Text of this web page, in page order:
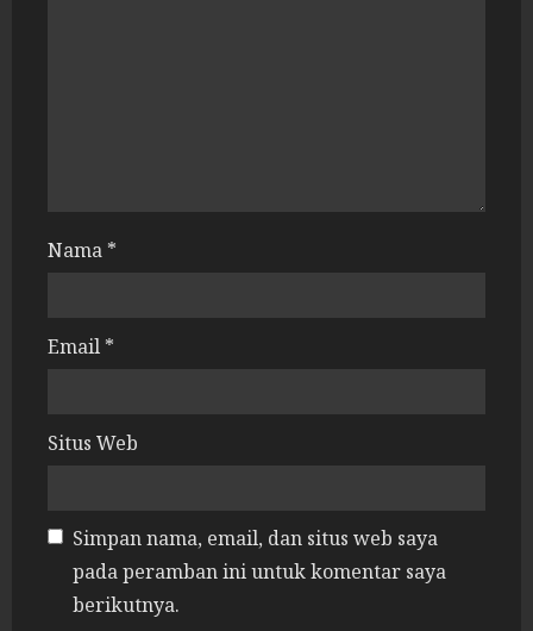
n
Nama *
Email *
Situs Web
Simpan nama, email, dan situs web saya
pada peramban ini untuk komentar saya
berikutnya.